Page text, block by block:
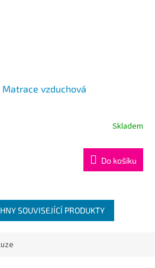
Matrace vzduchová
Skladem
Do košíku
SOUVISEJÍCÍ PRODUKTY